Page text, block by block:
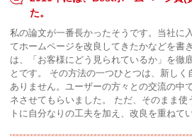
た。
私の論文が一番長かったそうです。当社に
てホームページを改良してきたかなどを書
は、「お客様にどう見られているか」を徹
とです。 その方法の一つひとつは、新し
ありません。ユーザーの方々との交流の中
ネさせてもらいました。 ただ、そのまま使
トに自分なりの工夫を加え、改良を重ねて